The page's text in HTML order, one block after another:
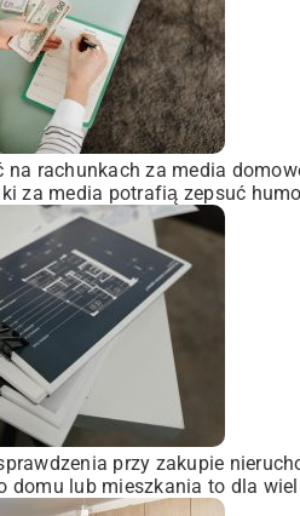
na rachunkach za media
za media potrafią zepsuć
przy zakupie
domu lub mieszkania to dla